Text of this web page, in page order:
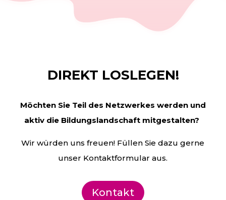
DIREKT LOSLEGEN!
Möchten Sie Teil des Netzwerkes werden und
aktiv die Bildungslandschaft mitgestalten?
Wir würden uns freuen! Füllen Sie dazu gerne
unser Kontaktformular aus.
Kontakt